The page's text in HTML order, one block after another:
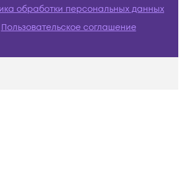
обработки персональных данных
Пользовательское соглашение